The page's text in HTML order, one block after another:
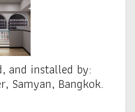
and installed by:
Samyan, Bangkok.